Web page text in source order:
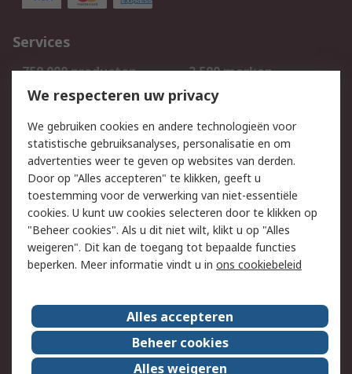
Services
750.000 producten
2.500 merken
Bestellen
Inkoopoplossingen
Track & Trace
Wettelijk
Cookiebeleid
Email veiligheid
Privacybeleid
Websitevoorwaarden
Algemene
verkoopvoorwaarden
Over RS
RS Group
Over ons
RS wereldwijd
Werken bij RS
We respecteren uw privacy
We gebruiken cookies en andere technologieën voor
statistische gebruiksanalyses, personalisatie en om
advertenties weer te geven op websites van derden.
Door op "Alles accepteren" te klikken, geeft u
toestemming voor de verwerking van niet-essentiële
cookies. U kunt uw cookies selecteren door te klikken op
"Beheer cookies". Als u dit niet wilt, klikt u op "Alles
weigeren". Dit kan de toegang tot bepaalde functies
beperken. Meer informatie vindt u in ons cookiebeleid
Alles accepteren
Beheer cookies
Alles weigeren